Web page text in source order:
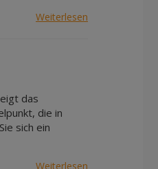
Weiterlesen
das
die in
sich ein
Weiterlesen